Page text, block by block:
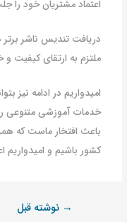
اعتماد مشتریان خود را
دریافت تندیس ناشر برتر
ملتزم به ارتقای کیفیت
امیدواریم در ادامه نیز
خدمات آموزشی متنوعی
باعث افتخار ماست که
کشور باشیم و امیدواریم
→ نوشته قبل